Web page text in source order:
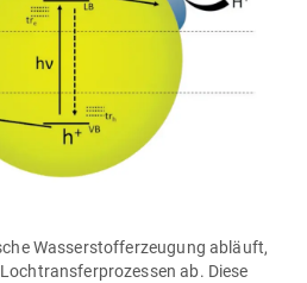
Wasserstofferzeugung abläuft,
ab. Diese